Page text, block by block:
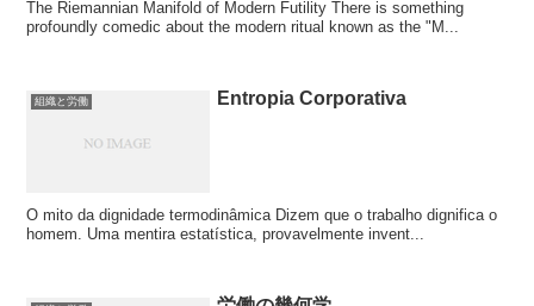
The Riemannian Manifold of Modern Futility There is something
profoundly comedic about the modern ritual known as the "M...
組織と労働 Entropia Corporativa
O mito da dignidade termodinâmica Dizem que o trabalho dignifica o
homem. Uma mentira estatística, provavelmente invent...